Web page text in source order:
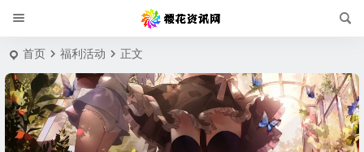
首页 福利活动 正文